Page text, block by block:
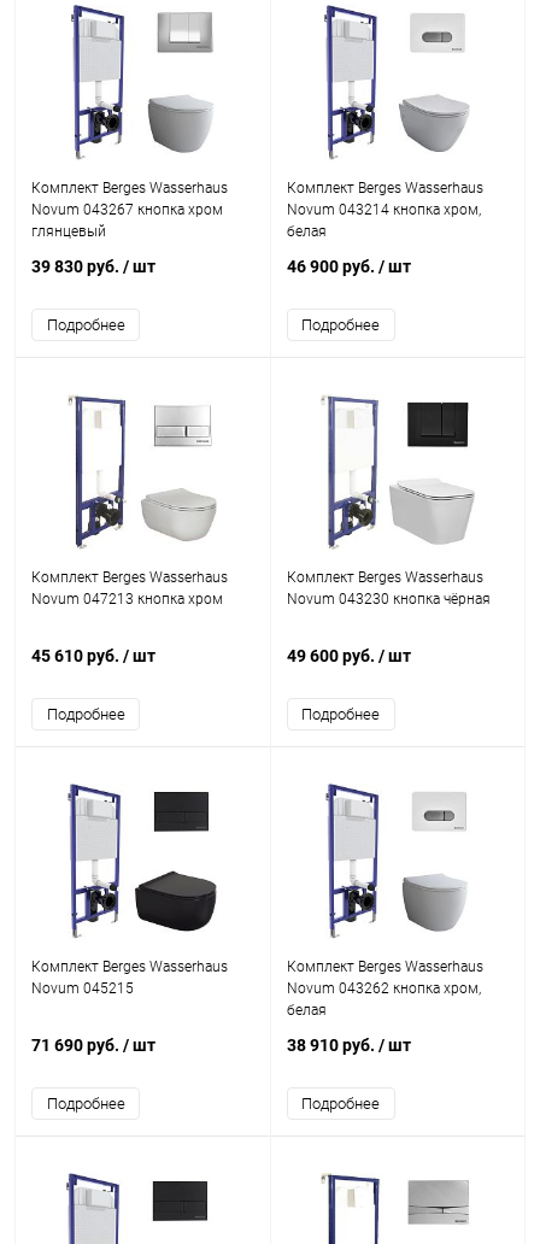
Комплект Berges Wasserhaus
Novum 043267 кнопка хром
глянцевый
39 830 руб. / шт
Подробнее
Комплект Berges Wasserhaus
Novum 043214 кнопка хром,
белая
46 900 руб. / шт
Подробнее
Комплект Berges Wasserhaus
Novum 047213 кнопка хром
45 610 руб. / шт
Подробнее
Комплект Berges Wasserhaus
Novum 043230 кнопка чёрная
49 600 руб. / шт
Подробнее
Комплект Berges Wasserhaus
Novum 045215
71 690 руб. / шт
Подробнее
Комплект Berges Wasserhaus
Novum 043262 кнопка хром,
белая
38 910 руб. / шт
Подробнее